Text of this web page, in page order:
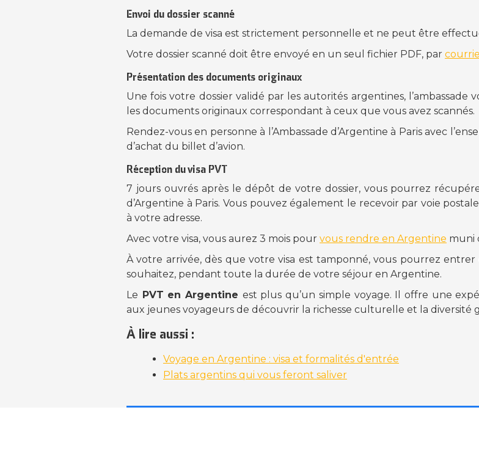
Envoi du dossier scanné
La demande de visa est strictement personnelle et ne peut être
Votre dossier scanné doit être envoyé en un seul fichier PDF, par courriel
Présentation des documents originaux
Une fois votre dossier validé par les autorités argentines,
les documents originaux correspondant à ceux que vous avez scannés.
Rendez-vous en personne à l’Ambassade d’Argentine à Paris avec
d’achat du billet d’avion.
Réception du visa PVT
7 jours ouvrés après le dépôt de votre dossier, vous pourrez
d’Argentine à Paris. Vous pouvez également le recevoir par voie
à votre adresse.
Avec votre visa, vous aurez 3 mois pour vous rendre en Argentine muni
À votre arrivée, dès que votre visa est tamponné, vous pourrez
souhaitez, pendant toute la durée de votre séjour en Argentine.
Le PVT en Argentine est plus qu’un simple voyage. Il offre une
aux jeunes voyageurs de découvrir la richesse culturelle et la diversité
À lire aussi :
Voyage en Argentine : visa et formalités d'entrée
Plats argentins qui vous feront saliver